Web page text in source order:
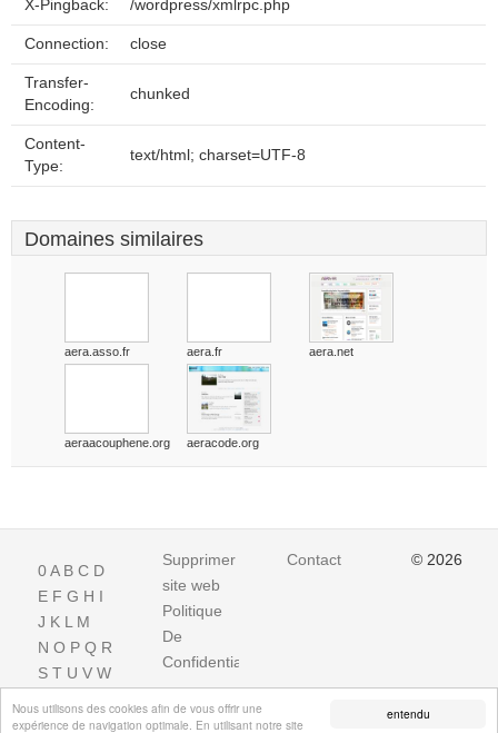
entendu
Nous utilisons des cookies afin de vous offrir une
expérience de navigation optimale. En utilisant notre site
X-Pingback: /wordpress/xmlrpc.php
Connection: close
Transfer-
Encoding:
chunked
Content-
Type:
text/html; charset=UTF-8
Domaines similaires
aera.asso.fr aera.fr aera.net
aeraacouphene.org aeracode.org
0A B C D
E F G H I
J K L M
N O P Q R
S T U V W
Supprimer
site web
Politique
De
Confidentialite
Contact © 2026